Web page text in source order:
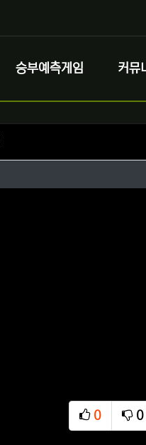
승부예측게임 커뮤
0
추천
0
비